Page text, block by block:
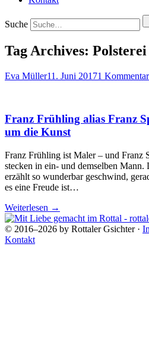
Suche
Tag Archives:
Eva Müller11. Juni 20171 Kommentar
Franz Frühling alias Franz
um die Kunst
Franz Frühling ist Maler – und Franz
stecken in ein- und demselben Mann.
erzählt so wunderbar geschwind,
es eine Freude ist…
Weiterlesen →
© 2016–2026 by Rottaler Gsichter ·
Kontakt